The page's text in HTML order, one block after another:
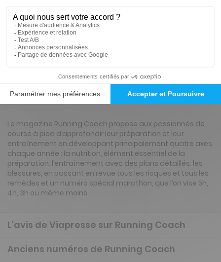
49€00 Tarif Kiosque :
Tarif France métropolitaine
Renouvellement à date d’anniversaire
Présentation du magazine Running Coach
Le magazine Running Coach propose aux passionnés de
course à pied d’approfondir leur préparation et leur
entraînement en développant principalement quatre axes
chaque année : la nutrition, élément essentiel de la
préparation; l’entraînement avec des plans détaillés; les
blessures, en passant en revue tous les risques et tous les
remèdes et un numéro spécial marathon, que l’on vise 5h,
4h, 3h ou même moins.
L'avis de Viapresse sur Running Coach
Anciens numéros de Running Coach